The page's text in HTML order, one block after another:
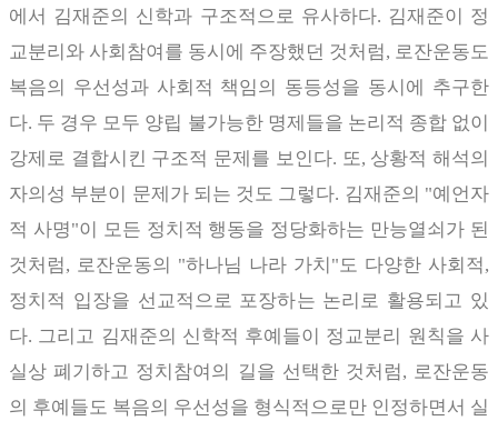
에서 김재준의 신학과 구조적으로 유사하다. 김재준이 정
교분리와 사회참여를 동시에 주장했던 것처럼, 로잔운동도
복음의 우선성과 사회적 책임의 동등성을 동시에 추구한
다. 두 경우 모두 양립 불가능한 명제들을 논리적 종합 없이
강제로 결합시킨 구조적 문제를 보인다. 또, 상황적 해석의
자의성 부분이 문제가 되는 것도 그렇다. 김재준의 "예언자
적 사명"이 모든 정치적 행동을 정당화하는 만능열쇠가 된
것처럼, 로잔운동의 "하나님 나라 가치 "도 다양한 사회적,
정치적 입장을 선교적으로 포장하는 논리로 활용되고 있
다. 그리고 김재준의 신학적 후예들이 정교분리 원칙을 사
실상 폐기하고 정치참여의 길을 선택한 것처럼, 로잔운동
의 후예들도 복음의 우선성을 형식적으로만 인정하면서 실